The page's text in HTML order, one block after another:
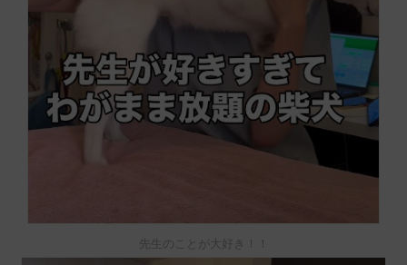
先生のことが大好き！！